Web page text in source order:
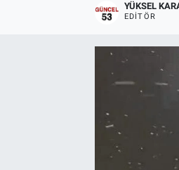
YÜKSEL
EDITÖR